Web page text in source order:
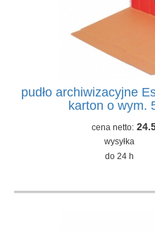
pudło archiwizacyjne
karton o wym.
cena netto:
wysyłka
do 24 h